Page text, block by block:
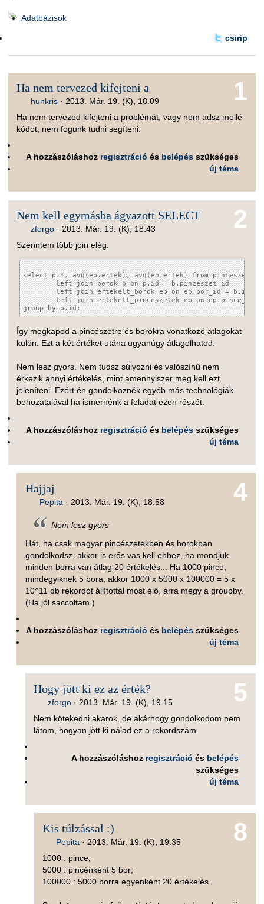
Adatbázisok
csirip
1
Ha nem tervezed kifejteni a
hunkris · 2013. Már. 19. (K), 18.09
Ha nem tervezed kifejteni a problémát, vagy nem adsz mellé
kódot, nem fogunk tudni segíteni.
A hozzászóláshoz regisztráció és belépés szükséges
új téma
2
Nem kell egymásba ágyazott SELECT
zforgo · 2013. Már. 19. (K), 18.43
Szerintem több join elég.
select p.*, avg(eb.ertek), avg(ep.ertek) from pinceszetek
	left join borok b on p.id = b.pinceszet_id
	left join ertekelt_borok eb on eb.bor_id = b.id
	left join ertekelt_pinceszetek ep on ep.pince_id = p.id
group by p.id;
Így megkapod a pincészetre és borokra vonatkozó átlagokat
külön. Ezt a két értéket utána ugyanúgy átlagolhatod.
Nem lesz gyors. Nem tudsz súlyozni és valószínű nem
érkezik annyi értékelés, mint amennyiszer meg kell ezt
jeleníteni. Ezért én gondolkoznék egyéb más technológiák
behozatalával ha ismernénk a feladat ezen részét.
A hozzászóláshoz regisztráció és belépés szükséges
új téma
4
Hajjaj
Pepita · 2013. Már. 19. (K), 18.58
Nem lesz gyors
Hát, ha csak magyar pincészetekben és borokban
gondolkodsz, akkor is erős vas kell ehhez, ha mondjuk
minden borra van átlag 20 értékelés... Ha 1000 pince,
mindegyiknek 5 bora, akkor 1000 x 5000 x 100000 = 5 x
10^11 db rekordot állítottál most elő, arra megy a groupby.
(Ha jól saccoltam.)
A hozzászóláshoz regisztráció és belépés szükséges
új téma
5
Hogy jött ki ez az érték?
zforgo· 2013. Már. 19. (K), 19.15
Nem kötekedni akarok, de akárhogy gondolkodom nem
látom, hogyan jött ki nálad ez a rekordszám.
A hozzászóláshoz regisztráció és belépés
szükséges
új téma
8
Kis túlzással :)
Pepita · 2013. Már. 19. (K), 19.35
1000 : pince;
5000 : pincénként 5 bor;
100000 : 5000 borra egyenként 20 értékelés.